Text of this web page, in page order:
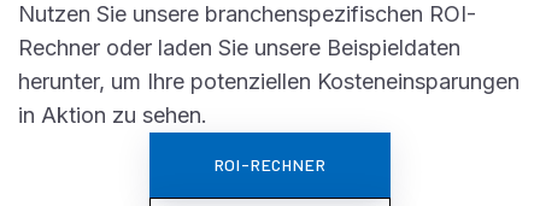
Nutzen Sie unsere branchenspezifischen ROI-
Rechner oder laden Sie unsere Beispieldaten
herunter, um Ihre potenziellen Kosteneinsparungen
in Aktion zu sehen.
ROI-RECHNER